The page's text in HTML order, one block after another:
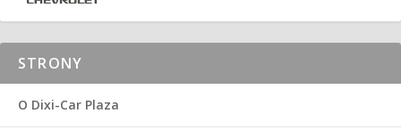
STRONY
O Dixi-Car Plaza